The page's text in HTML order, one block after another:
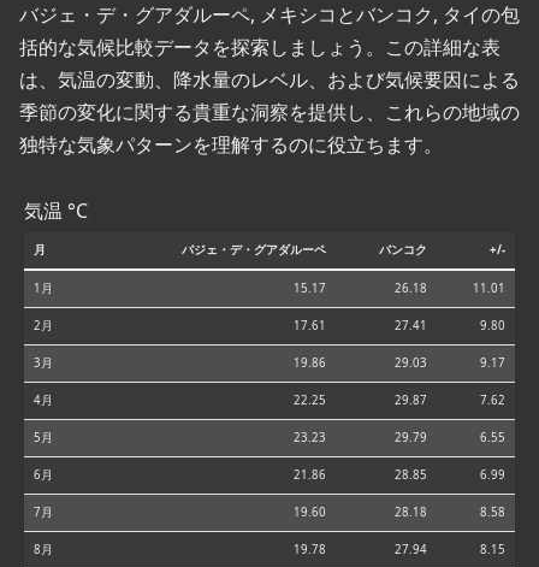
バジェ・デ・グアダルーペ, メキシコとバンコク, タイの包
括的な気候比較データを探索しましょう。この詳細な表
は、気温の変動、降水量のレベル、および気候要因による
季節の変化に関する貴重な洞察を提供し、これらの地域の
独特な気象パターンを理解するのに役立ちます。
気温 °C
月 バジェ・デ・グアダルーペ バンコク +/-
1月 15.17 26.18 11.01
2月 17.61 27.41 9.80
3月 19.86 29.03 9.17
4月 22.25 29.87 7.62
5月 23.23 29.79 6.55
6月 21.86 28.85 6.99
7月 19.60 28.18 8.58
8月 19.78 27.94 8.15